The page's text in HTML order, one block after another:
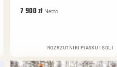
7 900 zł Netto
ROZRZUTNIKI PIASKU I SOLI